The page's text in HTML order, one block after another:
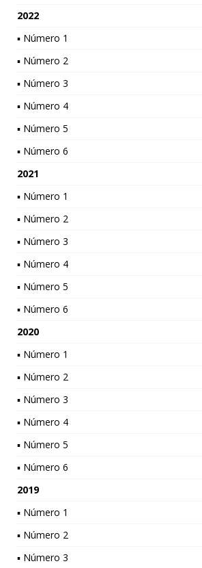
2022
▪ Número 1
▪ Número 2
▪ Número 3
▪ Número 4
▪ Número 5
▪ Número 6
2021
▪ Número 1
▪ Número 2
▪ Número 3
▪ Número 4
▪ Número 5
▪ Número 6
2020
▪ Número 1
▪ Número 2
▪ Número 3
▪ Número 4
▪ Número 5
▪ Número 6
2019
▪ Número 1
▪ Número 2
▪ Número 3